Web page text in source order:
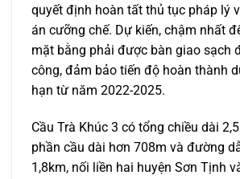
quyết định hoàn tất thủ tục pháp lý
án cưỡng chế. Dự kiến, chậm nhất
mặt bằng phải được bàn giao sạch
công, đảm bảo tiến độ hoàn thành
hạn từ năm 2022-2025.
Cầu Trà Khúc 3 có tổng chiều dài
phần cầu dài hơn 708m và đường
1,8km, nối liền hai huyện Sơn Tịnh